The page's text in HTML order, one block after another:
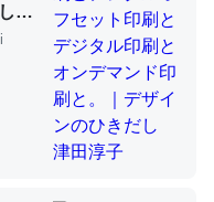
＝「昆虫はなぜ海にいな
し